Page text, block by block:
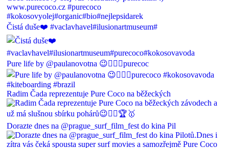
Čistá duše❤️ #vaclavhavel#ilusionartmuseum#
Pure life by @paulanovotna 😉🏄🏽🌴purecoc
Radim Čada reprezentuje Pure Coco na běžeckých
Dorazte dnes na @prague_surf_film_fest do kina Pil